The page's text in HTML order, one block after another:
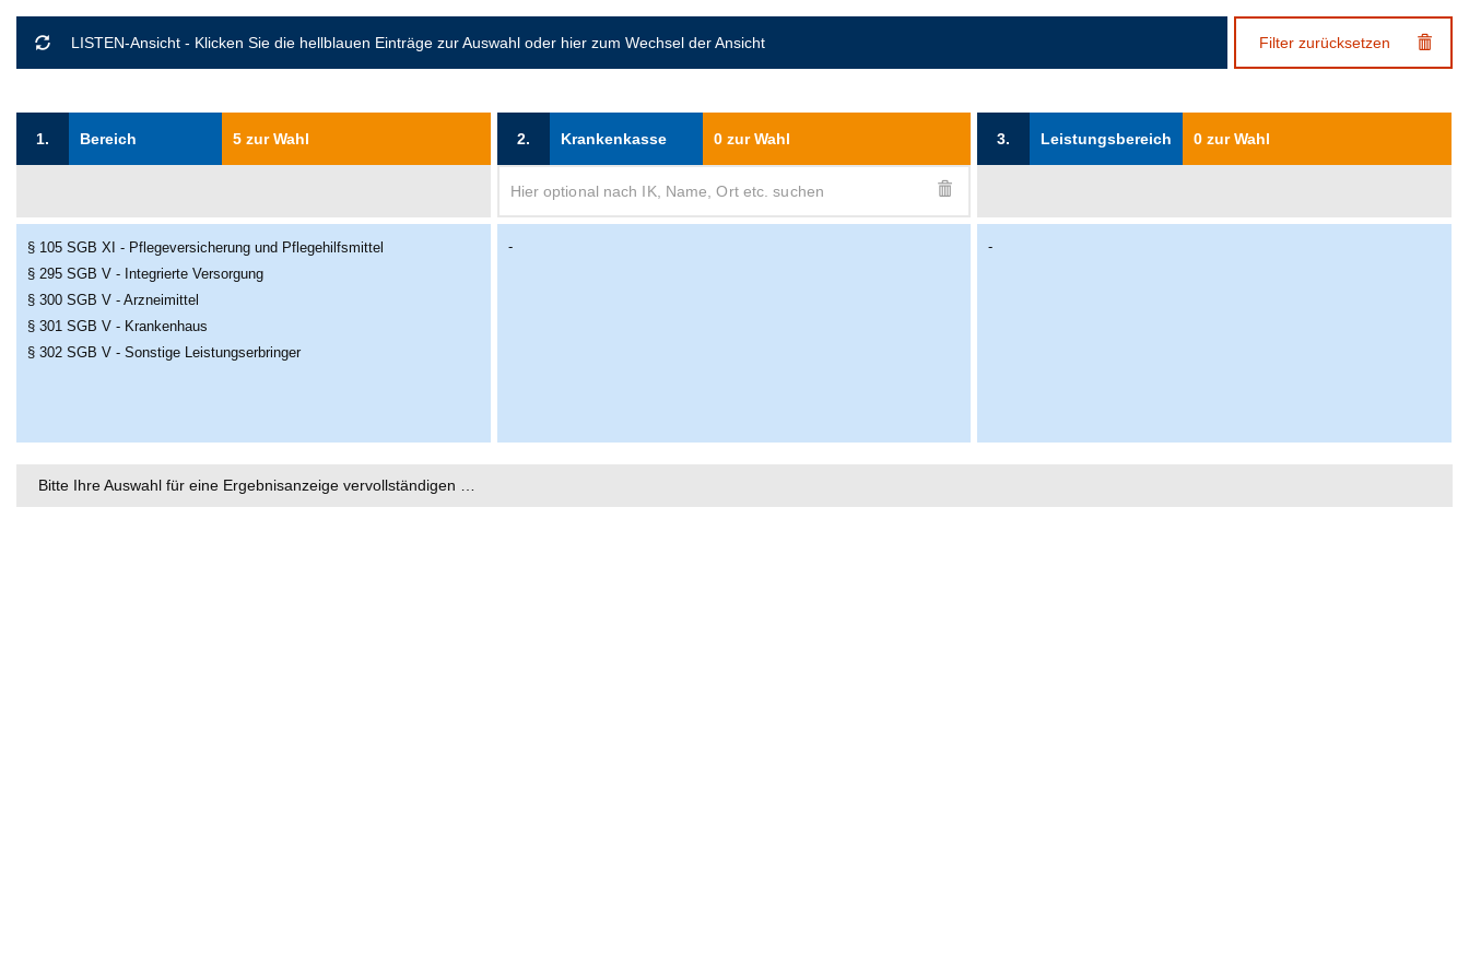
LISTEN-Ansicht - Klicken Sie die hellblauen Einträge zur Auswahl oder hier zum Wechsel der Ansicht Filter zurücksetzen
1. Bereich 5 zur Wahl
§ 105 SGB XI - Pflegeversicherung und Pflegehilfsmittel
§ 295 SGB V - Integrierte Versorgung
§ 300 SGB V - Arzneimittel
§ 301 SGB V - Krankenhaus
§ 302 SGB V - Sonstige Leistungserbringer
2. Krankenkasse 0 zur Wahl 3. Leistungsbereich 0 zur Wahl
Bitte Ihre Auswahl für eine Ergebnisanzeige vervollständigen …